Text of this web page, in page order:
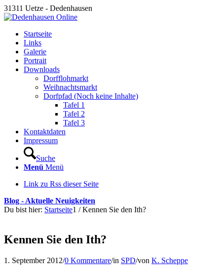
31311 Uetze - Dedenhausen
Startseite
Links
Galerie
Portrait
Downloads
Dorfflohmarkt
Weihnachtsmarkt
Dorfpfad (Noch keine Inhalte)
Tafel 1
Tafel 2
Tafel 3
Kontaktdaten
Impressum
Suche
Menü Menü
Link zu Rss dieser Seite
Blog - Aktuelle Neuigkeiten
Du bist hier: Startseite1 / Kennen Sie den Ith?
Kennen Sie den Ith?
1. September 2012/0 Kommentare/in SPD/von K. Scheppe